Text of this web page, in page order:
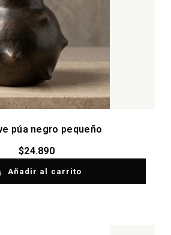
púa negro pequeño
$24.890
Añadir al carrito